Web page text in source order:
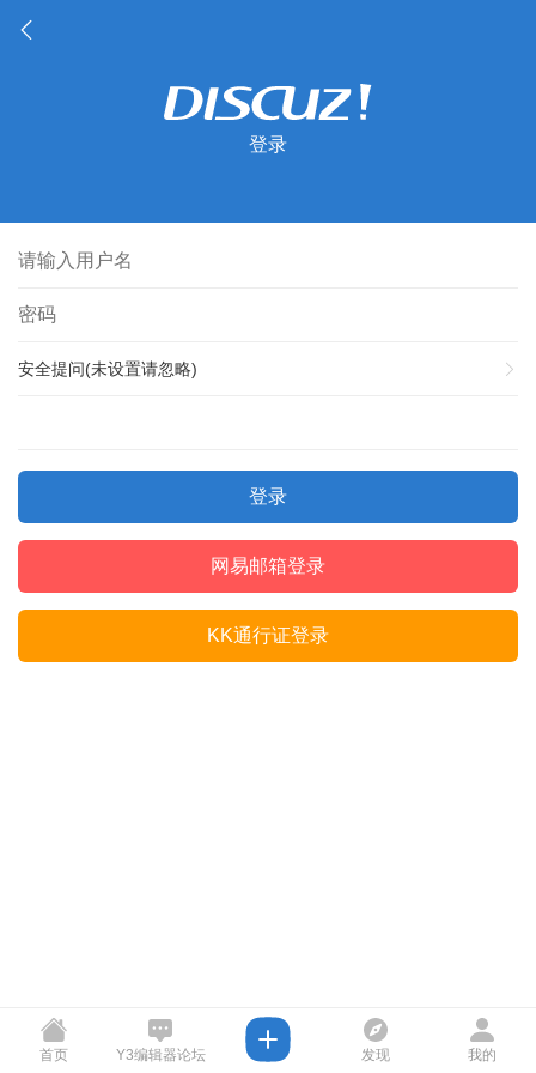
登录
安全提问(未设置请忽略)
登录
网易邮箱登录
KK通行证登录
首页 Y3编辑器论坛 发现 我的